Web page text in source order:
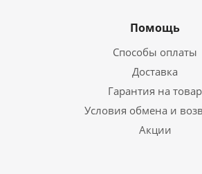
Помощь
Способы оплаты
Доставка
Гарантия на товар
Условия обмена и
Акции